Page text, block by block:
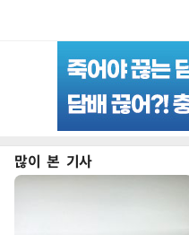
많이 본 기사